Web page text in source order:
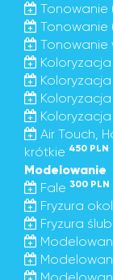
Tonowanie
Tonowanie
Tonowanie
Koloryzacja
Koloryzacja
Air Touch,
krótkie 450 PLN
Modelowanie
Fale 300 PLN
Fryzura
Fryzura